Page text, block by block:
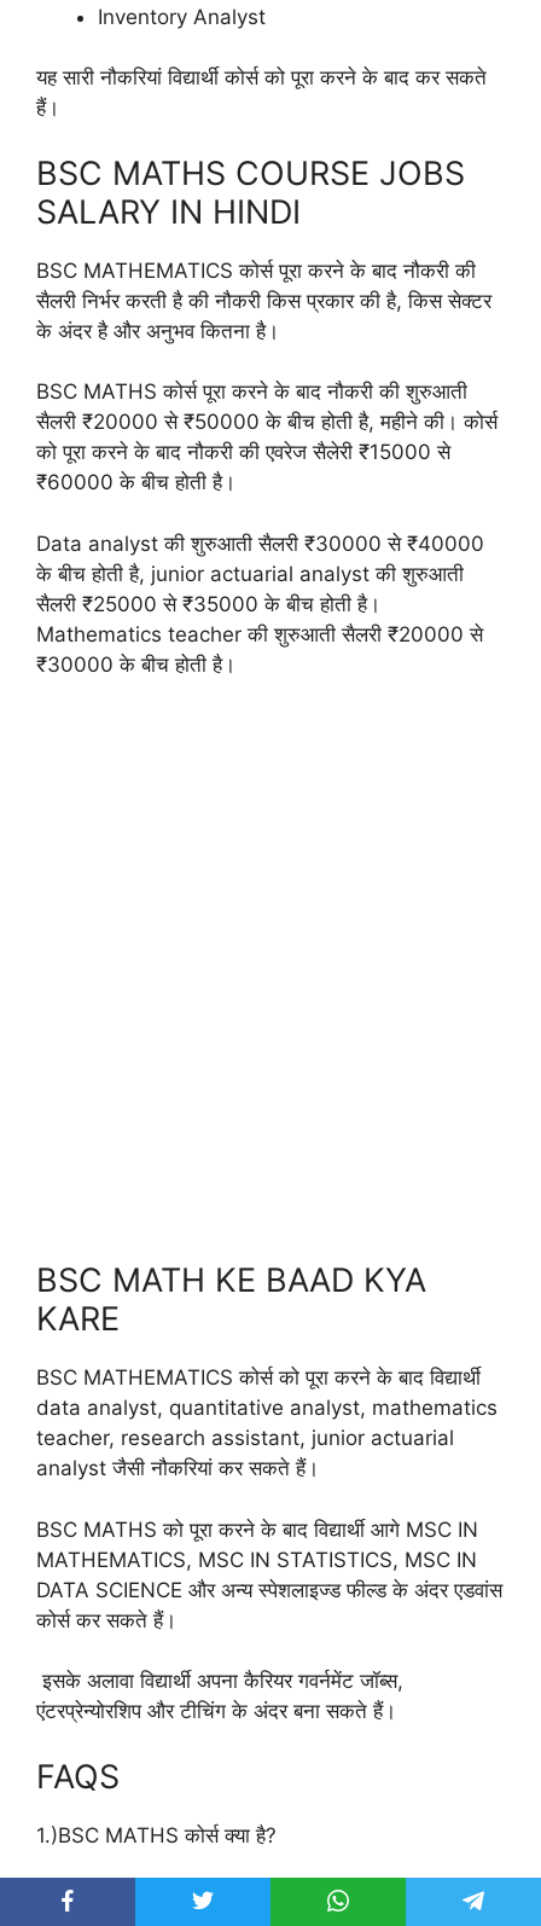
Inventory Analyst
यह सारी नौकरियां विद्यार्थी कोर्स को पूरा करने के बाद कर सकते
हैं।
BSC MATHS COURSE JOBS
SALARY IN HINDI
BSC MATHEMATICS कोर्स पूरा करने के बाद नौकरी की
सैलरी निर्भर करती है की नौकरी किस प्रकार की है, किस सेक्टर
के अंदर है और अनुभव कितना है।
BSC MATHS कोर्स पूरा करने के बाद नौकरी की शुरुआती
सैलरी ₹20000 से ₹50000 के बीच होती है, महीने की। कोर्स
को पूरा करने के बाद नौकरी की एवरेज सैलेरी ₹15000 से
₹60000 के बीच होती है।
Data analyst की शुरुआती सैलरी ₹30000 से ₹40000
के बीच होती है, junior actuarial analyst की शुरुआती
सैलरी ₹25000 से ₹35000 के बीच होती है।
Mathematics teacher की शुरुआती सैलरी ₹20000 से
₹30000 के बीच होती है।
BSC MATH KE BAAD KYA
KARE
BSC MATHEMATICS कोर्स को पूरा करने के बाद विद्यार्थी
data analyst, quantitative analyst, mathematics
teacher, research assistant, junior actuarial
analyst जैसी नौकरियां कर सकते हैं।
BSC MATHS को पूरा करने के बाद विद्यार्थी आगे MSC IN
MATHEMATICS, MSC IN STATISTICS, MSC IN
DATA SCIENCE और अन्य स्पेशलाइज्ड फील्ड के अंदर एडवांस
कोर्स कर सकते हैं।
इसके अलावा विद्यार्थी अपना कैरियर गवर्नमेंट जॉब्स,
एंटरप्रेन्योरशिप और टीचिंग के अंदर बना सकते हैं।
FAQS
1.)BSC MATHS कोर्स क्या है?